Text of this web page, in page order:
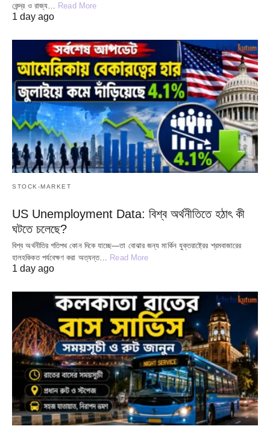
কেন্দ্র ও রাজ্য… Read More
1 day ago
STOCK-MARKET
US Unemployment Data: বিশ্ব অর্থনীতিতে হঠাৎ কী
ঘটতে চলেছে?
বিশ্ব অর্থনীতির গতিপথ কোন দিকে যাচ্ছে—তা বোঝার জন্য মার্কিন যুক্তরাষ্ট্রের শ্রমবাজারের
হালহকিকত পর্যবেক্ষণ করা অত্যন্ত… Read More
1 day ago